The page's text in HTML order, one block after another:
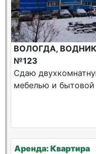
ВОЛОГДА,
№123
Сдаю
мебелью и бытовой
Аренда: Квартира